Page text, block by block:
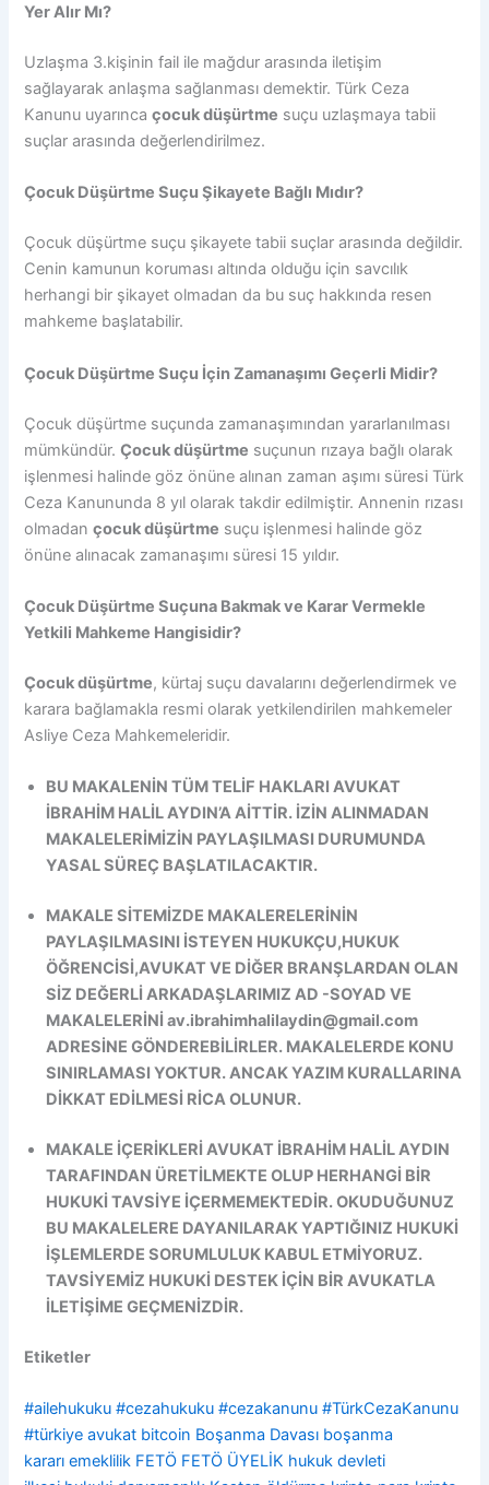
Yer Alır Mı?
Uzlaşma 3.kişinin fail ile mağdur arasında iletişim
sağlayarak anlaşma sağlanması demektir. Türk Ceza
Kanunu uyarıncaçocuk düşürtme suçu uzlaşmaya tabii
suçlar arasında değerlendirilmez.
Çocuk Düşürtme Suçu Şikayete Bağlı Mıdır?
Çocuk düşürtme suçu şikayete tabii suçlar arasında değildir.
Cenin kamunun koruması altında olduğu için savcılık
herhangi bir şikayet olmadan da bu suç hakkında resen
mahkeme başlatabilir.
Çocuk Düşürtme Suçu İçin Zamanaşımı Geçerli Midir?
Çocuk düşürtme suçunda zamanaşımından yararlanılması
mümkündür.Çocuk düşürtme suçunun rızaya bağlı olarak
işlenmesi halinde göz önüne alınan zaman aşımı süresi Türk
Ceza Kanununda 8 yıl olarak takdir edilmiştir. Annenin rızası
olmadançocuk düşürtme suçu işlenmesi halinde göz
önüne alınacak zamanaşımı süresi 15 yıldır.
Çocuk Düşürtme Suçuna Bakmak ve Karar Vermekle
Yetkili Mahkeme Hangisidir?
Çocuk düşürtme, kürtaj suçu davalarını değerlendirmek ve
karara bağlamakla resmi olarak yetkilendirilen mahkemeler
Asliye Ceza Mahkemeleridir.
BU MAKALENİN TÜM TELİF HAKLARI AVUKAT
İBRAHİM HALİL AYDIN’A AİTTİR. İZİN ALINMADAN
MAKALELERİMİZİN PAYLAŞILMASI DURUMUNDA
YASAL SÜREÇ BAŞLATILACAKTIR.
MAKALE SİTEMİZDE MAKALERELERİNİN
PAYLAŞILMASINI İSTEYEN HUKUKÇU,HUKUK
ÖĞRENCİSİ,AVUKAT VE DİĞER BRANŞLARDAN OLAN
SİZ DEĞERLİ ARKADAŞLARIMIZ AD -SOYAD VE
MAKALELERİNİ av.ibrahimhalilaydin@gmail.com
ADRESİNE GÖNDEREBİLİRLER. MAKALELERDE KONU
SINIRLAMASI YOKTUR. ANCAK YAZIM KURALLARINA
DİKKAT EDİLMESİ RİCA OLUNUR.
MAKALE İÇERİKLERİ AVUKAT İBRAHİM HALİL AYDIN
TARAFINDAN ÜRETİLMEKTE OLUP HERHANGİ BİR
HUKUKİ TAVSİYE İÇERMEMEKTEDİR. OKUDUĞUNUZ
BU MAKALELERE DAYANILARAK YAPTIĞINIZ HUKUKİ
İŞLEMLERDE SORUMLULUK KABUL ETMİYORUZ.
TAVSİYEMİZ HUKUKİ DESTEK İÇİN BİR AVUKATLA
İLETİŞİME GEÇMENİZDİR.
Etiketler
#ailehukuku #cezahukuku #cezakanunu #TürkCezaKanunu
#türkiye avukat bitcoin Boşanma Davası boşanma
kararı emeklilik FETÖ FETÖ ÜYELİK hukuk devleti